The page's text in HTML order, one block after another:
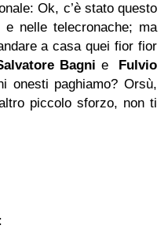
Ok, c’è stato questo
e nelle telecronache; ma
a casa quei fior fior
Bagni e Fulvio
onesti paghiamo? Orsù,
piccolo sforzo, non ti